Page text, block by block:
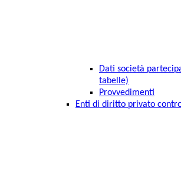
Dati società
tabelle)
Provvedimenti
Enti di diritto privato